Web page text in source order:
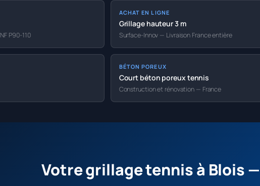
P90-110
ACHAT EN LIGNE
Grillage hauteur 3 m
Surface-Innov — Livraison France entière
BÉTON POREUX
Court béton poreux tennis
Construction et rénovation — France
Votre grillage tennis à Blois